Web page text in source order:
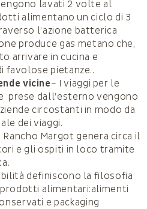
lavati 2 volte al
alimentano un ciclo di 3
l’azione batterica
produce gas metano che,
arrivare in cucina e
favolose pietanze..
vicine– I viaggi per le
prese dall’esterno vengono
circostanti in modo da
dei viaggi.
Rancho Margot genera circa il
e gli ospiti in loco tramite
definiscono la filosofia
alimentari:alimenti
e packaging